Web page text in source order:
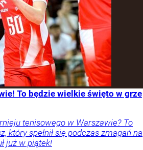
To będzie wielkie święto w grze
tenisowego w Warszawie? To
który spełnił się podczas zmagań na
już w piątek!